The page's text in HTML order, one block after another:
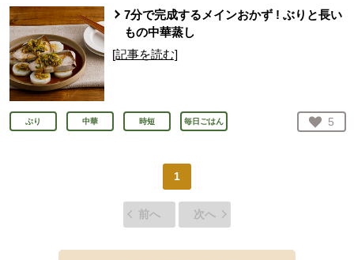
7分で完成するメインおかず ! ぶりと長い
もの中華蒸し
[記事を読む]
ぶり 中華 時短 毎日ごはん お気
5
人
1
前へ 次へ